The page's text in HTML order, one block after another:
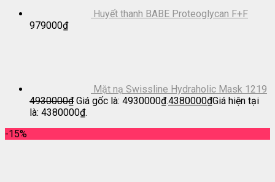
Huyết thanh BABE Proteoglycan F+F
979000₫
Mặt nạ Swissline Hydraholic Mask 1219
4930000₫ Giá gốc là: 4930000₫.4380000₫Giá hiện tại
là: 4380000₫.
-15%